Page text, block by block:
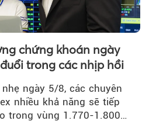
chứng khoán ngày
trong các nhịp hồi
ngày 5/8, các chuyên
nhiều khả năng sẽ tiếp
trong vùng 1.770-1.800